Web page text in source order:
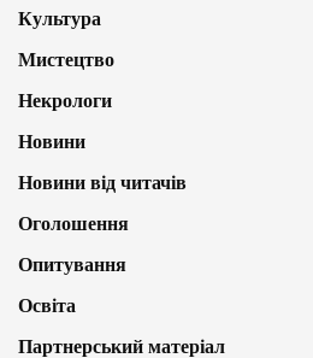
Культура
Мистецтво
Некрологи
Новини
Новини від читачів
Оголошення
Опитування
Освіта
Партнерський матеріал